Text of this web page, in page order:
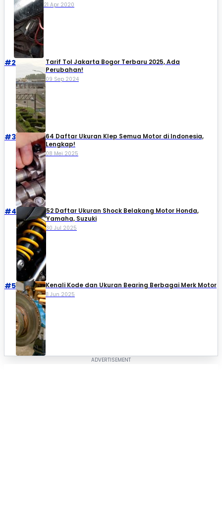
21 Apr 2020
#2
Tarif Tol Jakarta Bogor Terbaru 2025, Ada
Perubahan!
09 Sep 2024
#3
64 Daftar Ukuran Klep Semua Motor di Indonesia,
Lengkap!
08 Mei 2025
#4
52 Daftar Ukuran Shock Belakang Motor Honda,
Yamaha, Suzuki​
30 Jul 2025
#5 Kenali Kode dan Ukuran Bearing Berbagai Merk Motor
11 Jun 2025